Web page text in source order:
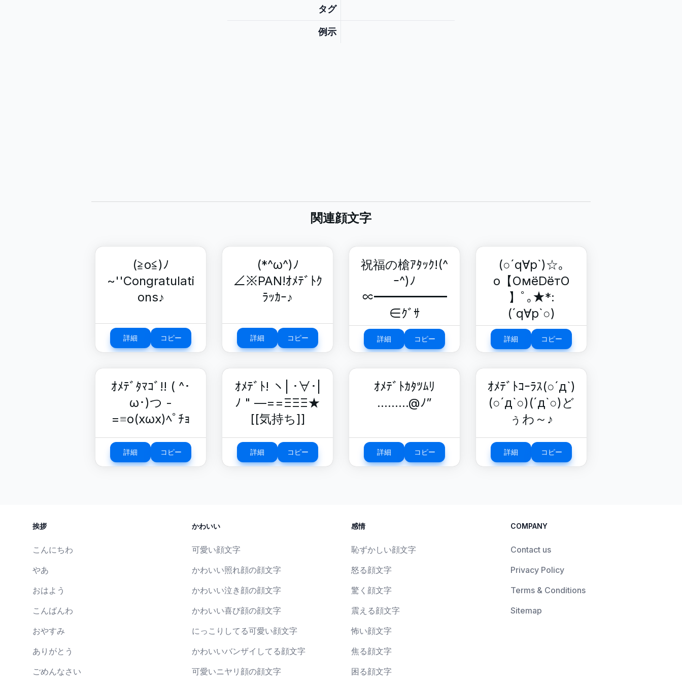
タグ
例示
関連顔文字
(≧o≦)ﾉ
~''Congratulati
ons♪
詳細 コピー
(*^ω^)ﾉ
∠※PAN!ｵﾒﾃﾞﾄｸ
ﾗｯｶｰ♪
詳細 コピー
祝福の槍ｱﾀｯｸ!(^
ｰ^)ﾉ
∝━━━━━━
∈ｸﾞｻ
詳細 コピー
(○´q∀p`)☆｡
o【OмёDётO
】ﾟ｡★*:
(´q∀p`○)
詳細 コピー
ｵﾒﾃﾞﾀﾏｺﾞ!! ( ^･
ω･)つ -
=≡ο(xωx)ﾍﾟﾁｮ
詳細 コピー
ｵﾒﾃﾞﾄ! ヽ| ･∀･|
ﾉ " —==ΞΞΞ★
[[気持ち]]
詳細 コピー
ｵﾒﾃﾞﾄｶﾀﾂﾑﾘ
………@ﾉ”
詳細 コピー
ｵﾒﾃﾞﾄｺｰﾗｽ(○´д`)
(○´д`○)(´д`○)ど
ぅわ～♪
詳細 コピー
挨拶
こんにちわ
やあ
おはよう
こんばんわ
おやすみ
ありがとう
ごめんなさい
かわいい
可愛い顔文字
かわいい照れ顔の顔文字
かわいい泣き顔の顔文字
かわいい喜び顔の顔文字
にっこりしてる可愛い顔文字
かわいいバンザイしてる顔文字
可愛いニヤリ顔の顔文字
感情
恥ずかしい顔文字
怒る顔文字
驚く顔文字
震える顔文字
怖い顔文字
焦る顔文字
困る顔文字
COMPANY
Contact us
Privacy Policy
Terms & Conditions
Sitemap